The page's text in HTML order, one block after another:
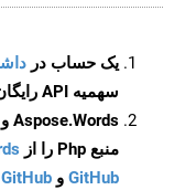
یک حساب در
سهمیه API رایگان را دریافت کنید
منبع Php را از
GitHub و